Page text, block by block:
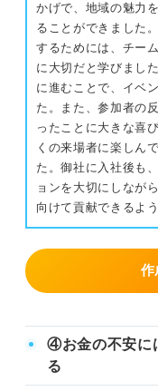
かげで、地域の魅力
ることができました
するためには、チー
に大切だと学びまし
に進むことで、イベ
た。また、参加者の
ったことに大きな喜
くの来場者に楽しん
た。御社に入社後も
ョンを大切にしなが
向けて貢献できるよ
作
④お金の不安に
る